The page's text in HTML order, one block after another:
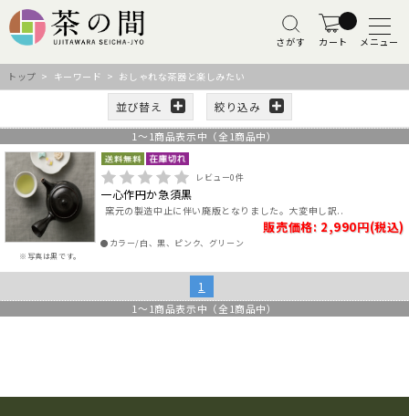
さがす カート メニュー
トップ > キーワード > おしゃれな茶器と楽しみたい
並び替え 絞り込み
1 ～ 1商品表示中（全 1商品中）
※写真は黒です。
レビュー0件
一心作円か急須黒
窯元の製造中止に伴い廃版となりました。大変申し訳..
販売価格: 2,990円(税込)
●カラー/白、黒、ピンク、グリーン
1
1 ～ 1商品表示中（全 1商品中）